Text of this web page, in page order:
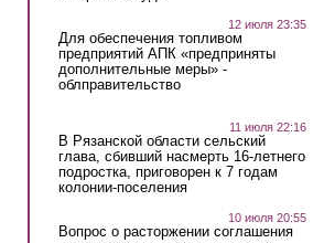
12 июля 23:35
Для обеспечения топливом
предприятий АПК «предприняты
дополнительные меры» -
облправительство
11 июля 22:16
В Рязанской области сельский
глава, сбивший насмерть 16-летнего
подростка, приговорен к 7 годам
колонии-поселения
10 июля 20:55
Вопрос о расторжении соглашения